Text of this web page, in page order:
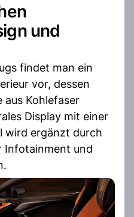
und
findet man ein
vor, dessen
aus Kohlefaser
Display mit einer
wird ergänzt durch
Infotainment und